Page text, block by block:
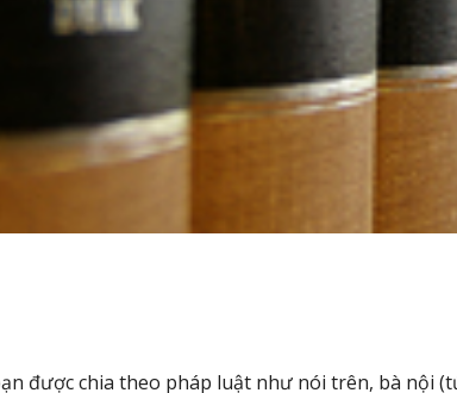
được chia theo pháp luật như nói trên, bà nội